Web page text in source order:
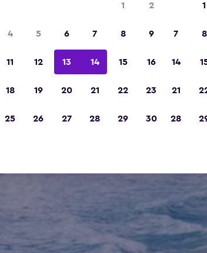
1 2
4 5 6 7 8 9
11 12 13 14 15 16
18 19 20 21 22 23
25 26 27 28 29 30
1
7 8
14
21
28